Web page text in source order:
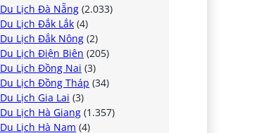
Du Lịch Đà Nẵng (2.033)
Du Lịch Đắk Lắk (4)
Du Lịch Đắk Nông (2)
Du Lịch Điện Biên (205)
Du Lịch Đồng Nai (3)
Du Lịch Đồng Tháp (34)
Du Lịch Gia Lai (3)
Du Lịch Hà Giang (1.357)
Du Lịch Hà Nam (4)